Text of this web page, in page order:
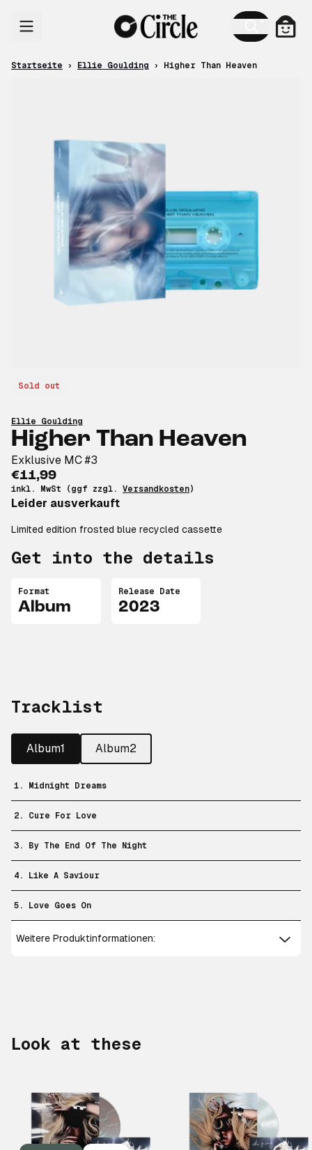
Startseite › Ellie Goulding › Higher Than Heaven
Ellie Goulding
Higher Than Heaven
Exklusive MC #3
€11,99
inkl. MwSt (ggf zzgl. Versandkosten)
Leider ausverkauft
Limited edition frosted blue recycled cassette
Get into the details
Format
Album
Release Date
2023
Tracklist
Album1 Album2
1. Midnight Dreams
2. Cure For Love
3. By The End Of The Night
4. Like A Saviour
5. Love Goes On
Sold out
Weitere Produktinformationen:
Look at these